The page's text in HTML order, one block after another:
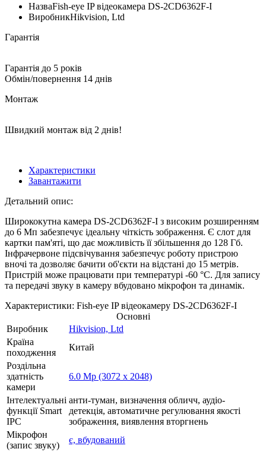
НазваFish-eye IP відеокамера DS-2CD6362F-I
ВиробникHikvision, Ltd
Гарантія
Гарантія до 5 років
Обмін/повернення 14 днів
Монтаж
Швидкий монтаж від 2 днів!
Характеристики
Завантажити
Детальний опис:
Ширококутна камера DS-2CD6362F-I з високим розширенням
до 6 Мп забезпечує ідеальну чіткість зображення. Є слот для
картки пам'яті, що дає можливість її збільшення до 128 Гб.
Інфрачервоне підсвічування забезпечує роботу пристрою
вночі та дозволяє бачити об'єкти на відстані до 15 метрів.
Пристрій може працювати при температурі -60 °C. Для запису
та передачі звуку в камеру вбудовано мікрофон та динамік.
Характеристики: Fish-eye IP відеокамеру DS-2CD6362F-I
Основні
Виробник
Hikvision, Ltd
Країна
походження
Китай
Роздільна
здатність
камери
6.0 Mp (3072 x 2048)
Інтелектуальні
функції Smart
IPC
анти-туман, визначення обличч, аудіо-
детекція, автоматичне регулювання якості
зображення, виявлення вторгнень
Мікрофон
(запис звуку)
є, вбудований